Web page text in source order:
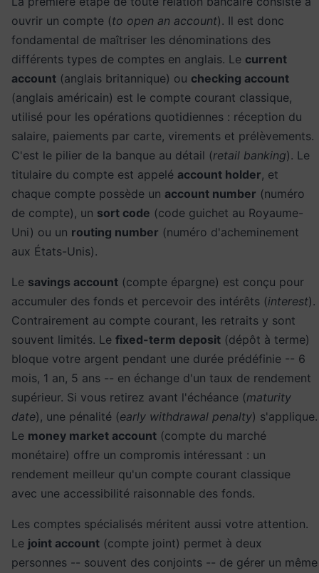
ouvrir un compte (to open an account). Il est donc
fondamental de maîtriser les dénominations des
différents types de comptes en anglais. Le current
account (anglais britannique) ou checking account
(anglais américain) est le compte courant classique,
utilisé pour les opérations quotidiennes : réception du
salaire, paiements par carte, virements et prélèvements.
C'est le pilier de la banque au détail (retail banking). Le
titulaire du compte est appelé account holder, et
chaque compte possède un account number (numéro
de compte), un sort code (code guichet au Royaume-
Uni) ou un routing number (numéro d'acheminement
aux États-Unis).
Le savings account (compte épargne) est conçu pour
accumuler des fonds et percevoir des intérêts (interest).
Contrairement au compte courant, les retraits y sont
souvent limités. Le fixed-term deposit (dépôt à terme)
bloque votre argent pendant une durée prédéfinie -- 6
mois, 1 an, 5 ans -- en échange d'un taux de rendement
supérieur. Si vous retirez avant l'échéance (maturity
date), une pénalité (early withdrawal penalty) s'applique.
Le money market account (compte du marché
monétaire) offre un compromis intéressant : un
rendement meilleur qu'un compte courant classique
avec une accessibilité raisonnable des fonds.
Les comptes spécialisés méritent aussi votre attention.
Le joint account (compte joint) permet à deux
personnes -- souvent des conjoints -- de gérer un même